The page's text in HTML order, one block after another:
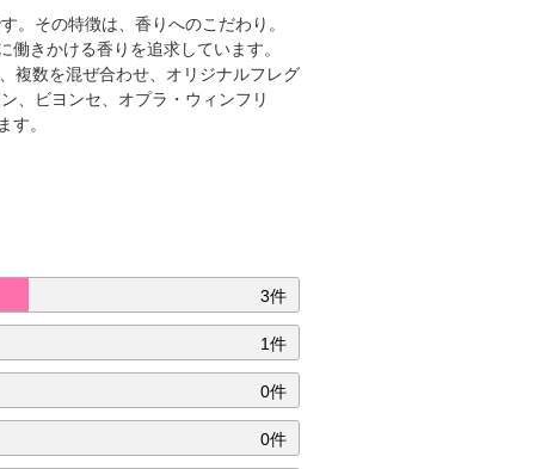
。その特徴は、香りへのこだわり。
きかける香りを追求しています。
複数を混ぜ合わせ、オリジナルフレグ
、ビヨンセ、オプラ・ウィンフリ
す。
3件
1件
0件
0件